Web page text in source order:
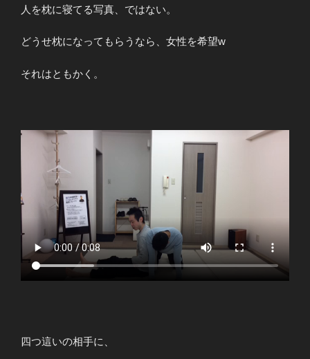
人を枕に寝てる写真、ではない。
どうせ枕になってもらうなら、女性を希望w
それはともかく。
四つ這いの相手に、